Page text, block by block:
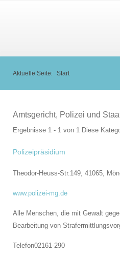
Aktuelle Seite: Start
Amtsgericht, Polizei und
Ergebnisse 1 - 1 von 1 Diese
Polizeipräsidium
Theodor-Heuss-Str.149, 41065,
www.polizei-mg.de
Alle Menschen, die mit Gewalt
Bearbeitung von
Telefon02161-290